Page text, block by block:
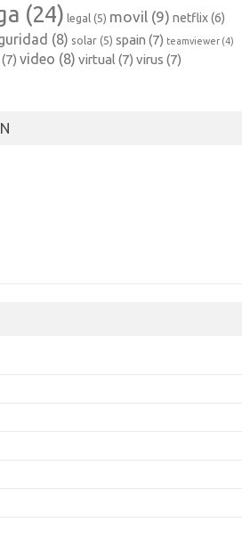
(24) legal (5) movil (9) netflix(6)
(8) solar (5) spain (7) teamviewer (4)
(7) video (8) virtual (7) virus (7)